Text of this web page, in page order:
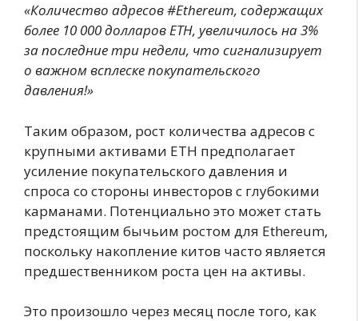
«Количество адресов #Ethereum, содержащих
более 10 000 долларов ETH, увеличилось на 3%
за последние три недели, что сигнализирует
о важном всплеске покупательского
давления!»
Таким образом, рост количества адресов с
крупными активами ETH предполагает
усиление покупательского давления и
спроса со стороны инвесторов с глубокими
карманами. Потенциально это может стать
предстоящим бычьим ростом для Ethereum,
поскольку накопление китов часто является
предшественником роста цен на активы.
Это произошло через месяц после того, как